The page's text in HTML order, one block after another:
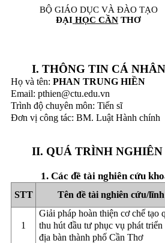
BỘ GIÁO DỤC VÀ ĐÀO TẠO
ĐẠI HỌC CẦN THƠ
I. THÔNG TIN CÁ NHÂN
Họ và tên: PHAN TRUNG HIỀN
Email: pthien@ctu.edu.vn
Trình độ chuyên môn: Tiến sĩ
Đơn vị công tác: BM. Luật Hành chính
II. QUÁ TRÌNH
1. Các đề tài nghiên cứu
STT Tên đề tài nghiên cứu/
1
Giải pháp hoàn thiện cơ chế tạo
thu hút đầu tư phục vụ phát
địa bàn thành phố Cần Thơ